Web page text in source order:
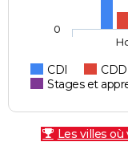
CDI CDD
Stages et
0
Les villes